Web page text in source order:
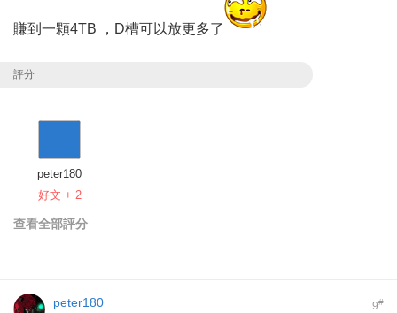
賺到一顆4TB ，D槽可以放更多了
評分
peter180
好文 + 2
查看全部評分
9#
peter180